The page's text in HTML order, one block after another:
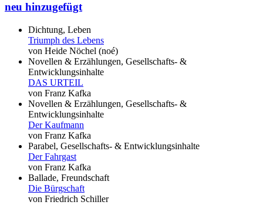
neu hinzugefügt
Dichtung, Leben
Triumph des Lebens
von Heide Nöchel (noé)
Novellen & Erzählungen, Gesellschafts- &
Entwicklungsinhalte
DAS URTEIL
von Franz Kafka
Novellen & Erzählungen, Gesellschafts- &
Entwicklungsinhalte
Der Kaufmann
von Franz Kafka
Parabel, Gesellschafts- & Entwicklungsinhalte
Der Fahrgast
von Franz Kafka
Ballade, Freundschaft
Die Bürgschaft
von Friedrich Schiller